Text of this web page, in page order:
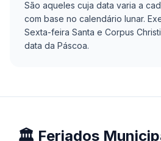
São aqueles cuja data varia a
com base no calendário lunar.
Sexta-feira Santa e Corpus
data da Páscoa.
🏛️ Feriados